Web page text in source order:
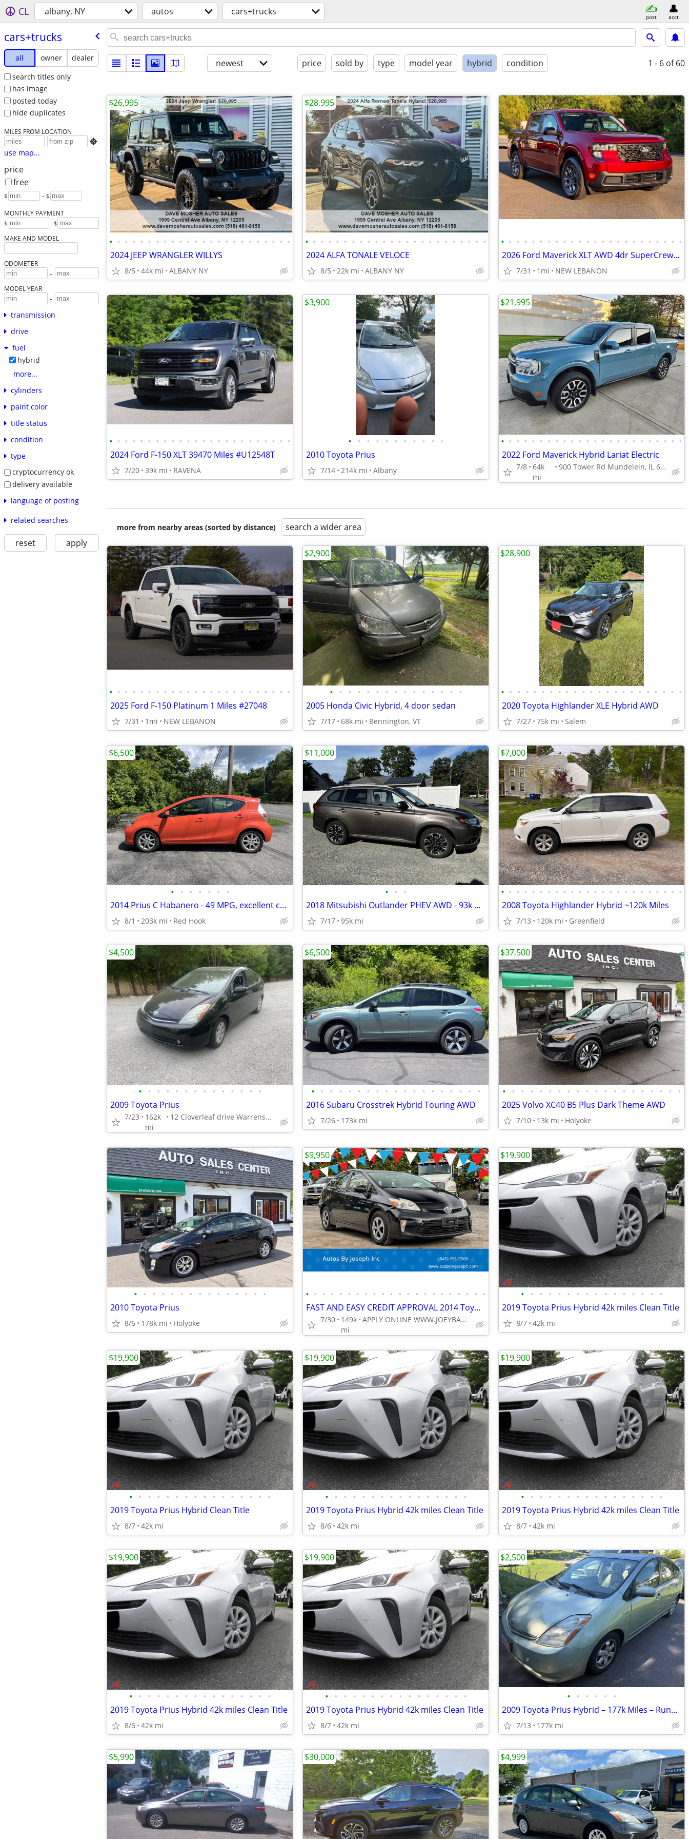
CL albany, NY autos cars+trucks post acct
cars+trucks
all owner
dealer
search titles only
has image
posted today
hide duplicates
MILES FROM LOCATION

use map...
price
free
$ – $
MONTHLY PAYMENT
$ -$
MAKE AND MODEL
ODOMETER
-
MODEL YEAR
-
transmission
drive
fuel
hybrid
more...
cylinders
paint color
title status
condition
type
cryptocurrency ok
delivery available
language of posting
related searches
reset apply
newest price sold by type model year hybrid condition 1 - 6 of 60
• • • • • • • • • • • • • • • • • • • • • • • •
2024 JEEP WRANGLER WILLYS
8/5 44k mi ALBANY NY
$26,995
• • • • • • • • • • • • • • • • • • • • • • • •
2024 ALFA TONALE VELOCE
8/5 22k mi ALBANY NY
$28,995
• • • • • • • • • • • • • • • • • • • • • • • •
2026 Ford Maverick XLT AWD 4dr SuperCrew 4.5 ft. SB
7/31 1mi NEW LEBANON
• • • • • • • • • • • • • • • • • • • • • • • •
2024 Ford F-150 XLT 39470 Miles #U12548T
7/20 39k mi RAVENA
• • • • • • • • • • •
2010 Toyota Prius
7/14 214k mi Albany
$3,900
• • • • • • • • • • • • • • • • • • • • • • • •
2022 Ford Maverick Hybrid Lariat Electric
7/8 64k
mi
900 Tower Rd Mundelein, IL 60060
$21,995
more from nearby areas (sorted by distance) search a wider area
• • • • • • • • • • • • • • • • • • • • • • • •
2025 Ford F-150 Platinum 1 Miles #27048
7/31 1mi NEW LEBANON
• • • • • • • • • • • • • • •
2005 Honda Civic Hybrid, 4 door sedan
7/17 68k mi Bennington, VT
$2,900
• • • • • • • • • • • • • • • • • • • • • • •
2020 Toyota Highlander XLE Hybrid AWD
7/27 75k mi Salem
$28,900
• • • • • • •
2014 Prius C Habanero - 49 MPG, excellent condition
8/1 203k mi Red Hook
$6,500
• • •
2018 Mitsubishi Outlander PHEV AWD - 93k Miles - One Owner
7/17 95k mi
$11,000
• • • • • • • • • • • • • • • • • • • • • • • •
2008 Toyota Highlander Hybrid ~120k Miles
7/13 120k mi Greenfield
$7,000
• • • • • • • • • • • • • •
2009 Toyota Prius
7/23
162k
mi
12 Cloverleaf drive Warrensburg ny, 12885
$4,500
• • • • • • • • • • • • • • • • • • •
2016 Subaru Crosstrek Hybrid Touring AWD
7/26 173k mi
$6,500
• • • • • • • • • • • • • • • • • • • •
2025 Volvo XC40 B5 Plus Dark Theme AWD
7/10 13k mi Holyoke
$37,500
• • • • • • • • • • • • • • •
2010 Toyota Prius
8/6 178k mi Holyoke
• • • • • • • • • • • • • • • • • • • • • •
FAST AND EASY CREDIT APPROVAL 2014 Toyota Prius Two Gas/Electric Hybri
7/30
149k
mi
APPLY ONLINE WWW.JOEYBANK.COM OR MAKE CASH OFFER
$9,950
• • • • • • • • • • • • • • • •
2019 Toyota Prius Hybrid 42k miles Clean Title
8/7 42k mi
$19,900
• • • • • • • • • • • • • • • •
2019 Toyota Prius Hybrid Clean Title
8/7 42k mi
$19,900
• • • • • • • • • • • • • • • •
2019 Toyota Prius Hybrid 42k miles Clean Title
8/6 42k mi
$19,900
• • • • • • • • • • • • • • • •
2019 Toyota Prius Hybrid 42k miles Clean Title
8/7 42k mi
$19,900
• • • • • • • • • • • • • • • •
2019 Toyota Prius Hybrid 42k miles Clean Title
8/6 42k mi
$19,900
• • • • • • • • • • • • • • • •
2019 Toyota Prius Hybrid 42k miles Clean Title
8/7 42k mi
$19,900
• • • • • •
2009 Toyota Prius Hybrid – 177k Miles – Runs & Drives – Reconstructed
7/13 177k mi
$2,500
$5,990 $30,000 $4,999